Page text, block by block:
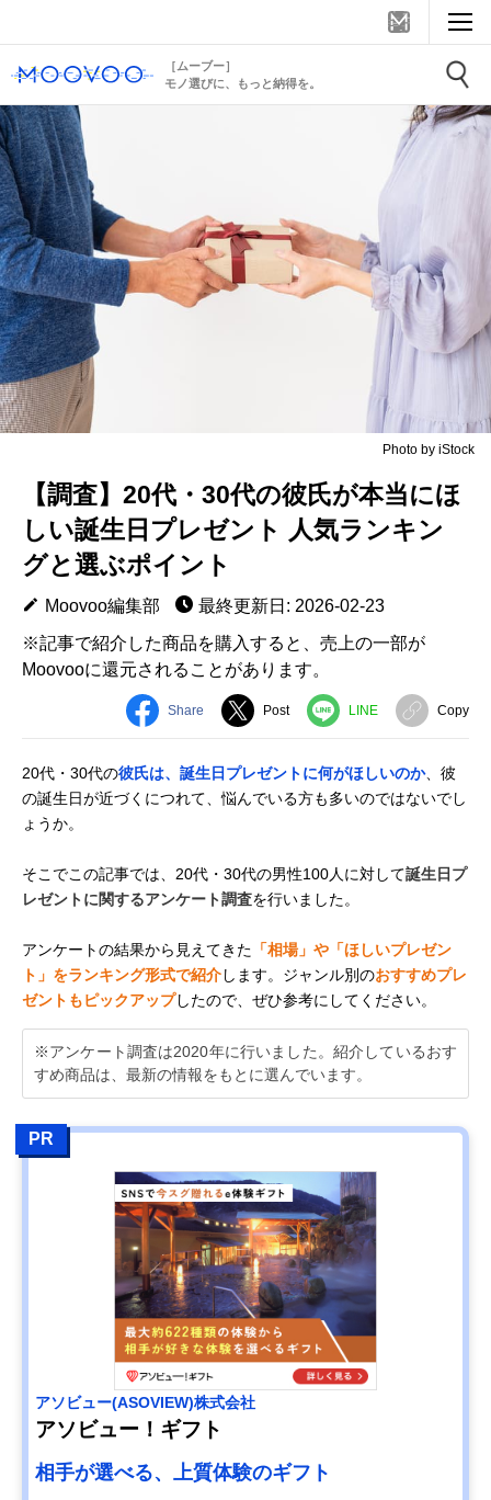
［ムーブー］
モノ選びに、もっと納得を。
Photo by iStock
【調査】20代・30代の彼氏が本当にほ
しい誕生日プレゼント 人気ランキン
グと選ぶポイント
Moovoo編集部
最終更新日: 2026-02-23
※記事で紹介した商品を購入すると、売上の一部が
Moovooに還元されることがあります。
Share Post LINE Copy
20代・30代の彼氏は、誕生日プレゼントに何がほしいのか、彼
の誕生日が近づくにつれて、悩んでいる方も多いのではないでし
ょうか。
そこでこの記事では、20代・30代の男性100人に対して誕生日プ
レゼントに関するアンケート調査を行いました。
アンケートの結果から見えてきた 「相場」や「ほしいプレゼン
ト」をランキング形式で紹介します。ジャンル別のおすすめプレ
ゼントもピックアップしたので、ぜひ参考にしてください。
※アンケート調査は2020年に行いました。紹介しているおす
すめ商品は、最新の情報をもとに選んでいます。
PR
アソビュー(ASOVIEW)株式会社
アソビュー！ギフト
相手が選べる、上質体験のギフト